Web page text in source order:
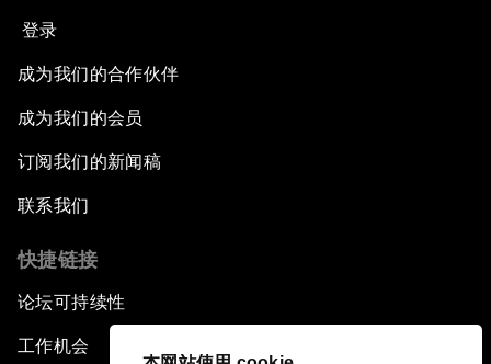
登录
成为我们的合作伙伴
成为我们的会员
订阅我们的新闻稿
联系我们
快捷链接
论坛可持续性
工作机会